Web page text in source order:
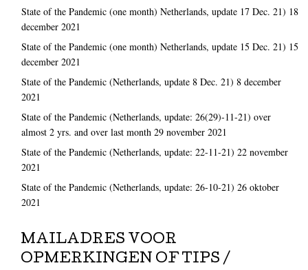
State of the Pandemic (one month) Netherlands, update 17 Dec. 21) 18
december 2021
State of the Pandemic (one month) Netherlands, update 15 Dec. 21) 15
december 2021
State of the Pandemic (Netherlands, update 8 Dec. 21) 8 december
2021
State of the Pandemic (Netherlands, update: 26(29)-11-21) over
almost 2 yrs. and over last month 29 november 2021
State of the Pandemic (Netherlands, update: 22-11-21) 22 november
2021
State of the Pandemic (Netherlands, update: 26-10-21) 26 oktober
2021
MAILADRES VOOR
OPMERKINGEN OF TIPS /